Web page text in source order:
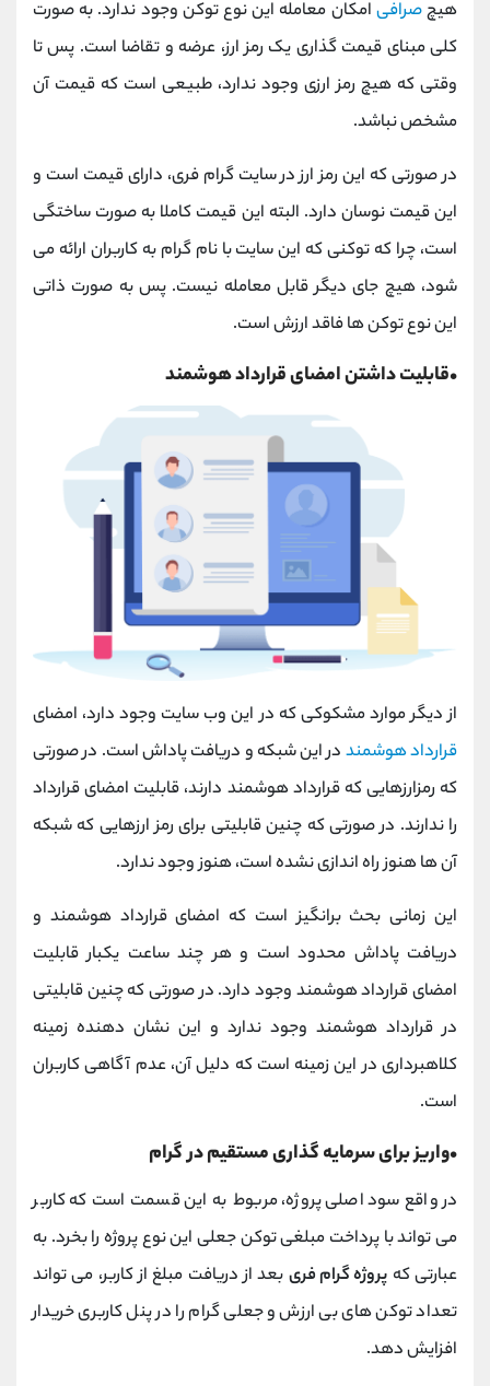
هیچصرافی امکان معامله این نوع توکن وجود ندارد. به صورت
کلی مبنای قیمت گذاری یک رمز ارز، عرضه و تقاضا است. پس تا
وقتی که هیچ رمز ارزی وجود ندارد، طبیعی است که قیمت آن
مشخص نباشد.
در صورتی که این رمز ارز در سایت گرام فری، دارای قیمت است و
این قیمت نوسان دارد. البته این قیمت کاملا به صورت ساختگی
است، چرا که توکنی که این سایت با نام گرام به کاربران ارائه می
شود، هیچ جای دیگر قابل معامله نیست. پس به صورت ذاتی
این نوع توکن ها فاقد ارزش است.
•قابلیت داشتن امضای قرارداد هوشمند
از دیگر موارد مشکوکی که در این وب سایت وجود دارد، امضای
قرارداد هوشمند در این شبکه و دریافت پاداش است. در صورتی
که رمزارزهایی که قرارداد هوشمند دارند، قابلیت امضای قرارداد
را ندارند. در صورتی که چنین قابلیتی برای رمز ارزهایی که شبکه
آن ها هنوز راه اندازی نشده است، هنوز وجود ندارد.
این زمانی بحث برانگیز است که امضای قرارداد هوشمند و
دریافت پاداش محدود است و هر چند ساعت یکبار قابلیت
امضای قرارداد هوشمند وجود دارد. در صورتی که چنین قابلیتی
در قرارداد هوشمند وجود ندارد و این نشان دهنده زمینه
کلاهبرداری در این زمینه است که دلیل آن، عدم آگاهی کاربران
است.
•واریز برای سرمایه گذاری مستقیم در گرام
در واقع سود اصلی پروژه، مربوط به این قسمت است که کاربر
می تواند با پرداخت مبلغی توکن جعلی این نوع پروژه را بخرد. به
عبارتی که پروژه گرام فری بعد از دریافت مبلغ از کاربر، می تواند
تعداد توکن های بی ارزش و جعلی گرام را در پنل کاربری خریدار
افزایش دهد.